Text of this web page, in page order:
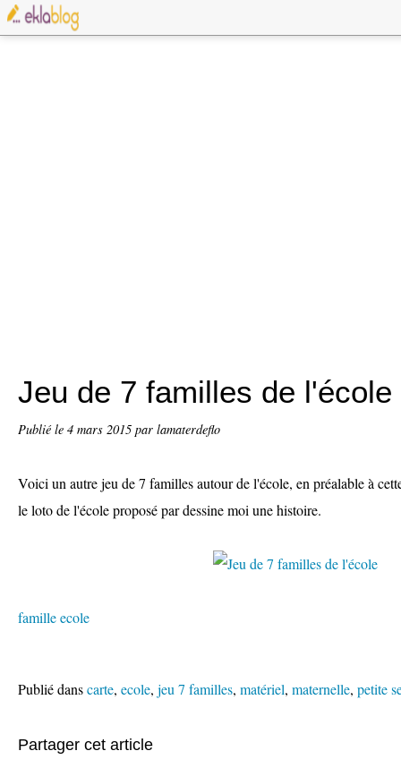
Jeu de 7 familles de l'école
Publié le 4 mars 2015 par lamaterdeflo
Voici un autre jeu de 7 familles autour de l'école, en préalable à
le loto de l'école proposé par dessine moi une histoire.
famille ecole
Publié danscarte, ecole, jeu 7 familles, matériel, maternelle, petite
Partager cet article